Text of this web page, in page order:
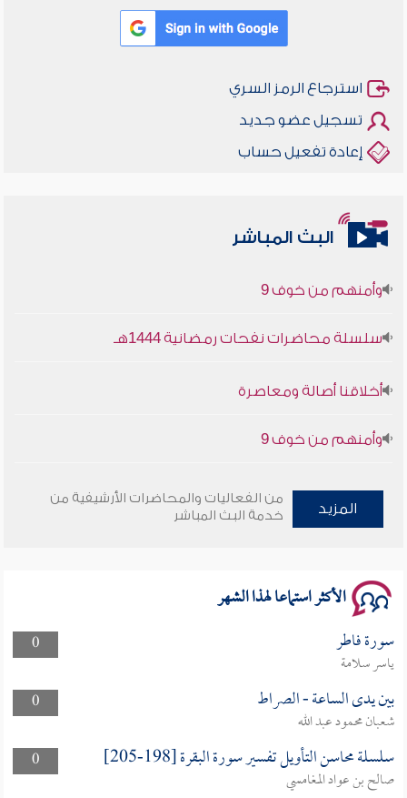
استرجاع الرمز السري
تسجيل عضو جديد
إعادة تفعيل حساب
البث المباشر
أخلاقنا أصالة ومعاصرة
المزيد
من الفعاليات والمحاضرات الأرشيفية من
خدمة البث المباشر
الأكثر استماعا لهذا الشهر
0 سورة فاطر
ياسر سلامة
0
بين يدى الساعة - الصراط
شعبان محمود عبد الله
0
سلسلة محاسن التأويل تفسير سورة البقرة [198-205]
صالح بن عواد المغامسي